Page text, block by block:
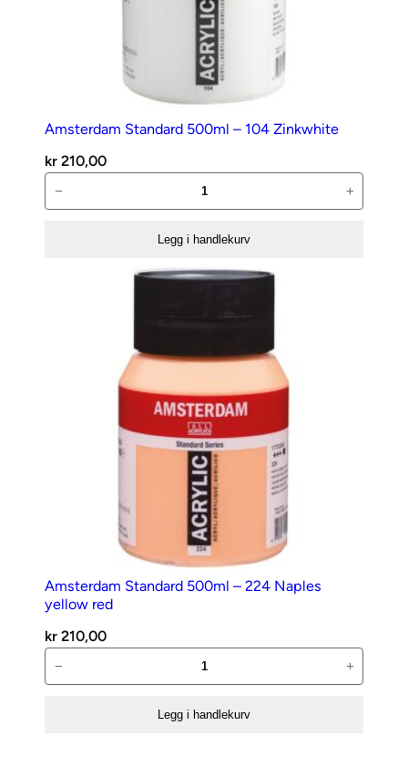
Amsterdam Standard 500ml – 104 Zinkwhite
kr 210,00
Standard
− +
Legg i handlekurv
Amsterdam Standard 500ml – 224 Naples
yellow red
kr 210,00
Standard
− +
Legg i handlekurv